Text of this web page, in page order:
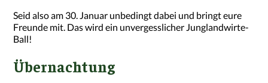
Seid also am 30. Januar unbedingt dabei und bringt eure
Freunde mit. Das wird ein unvergesslicher Junglandwirte-
Ball!
Übernachtung